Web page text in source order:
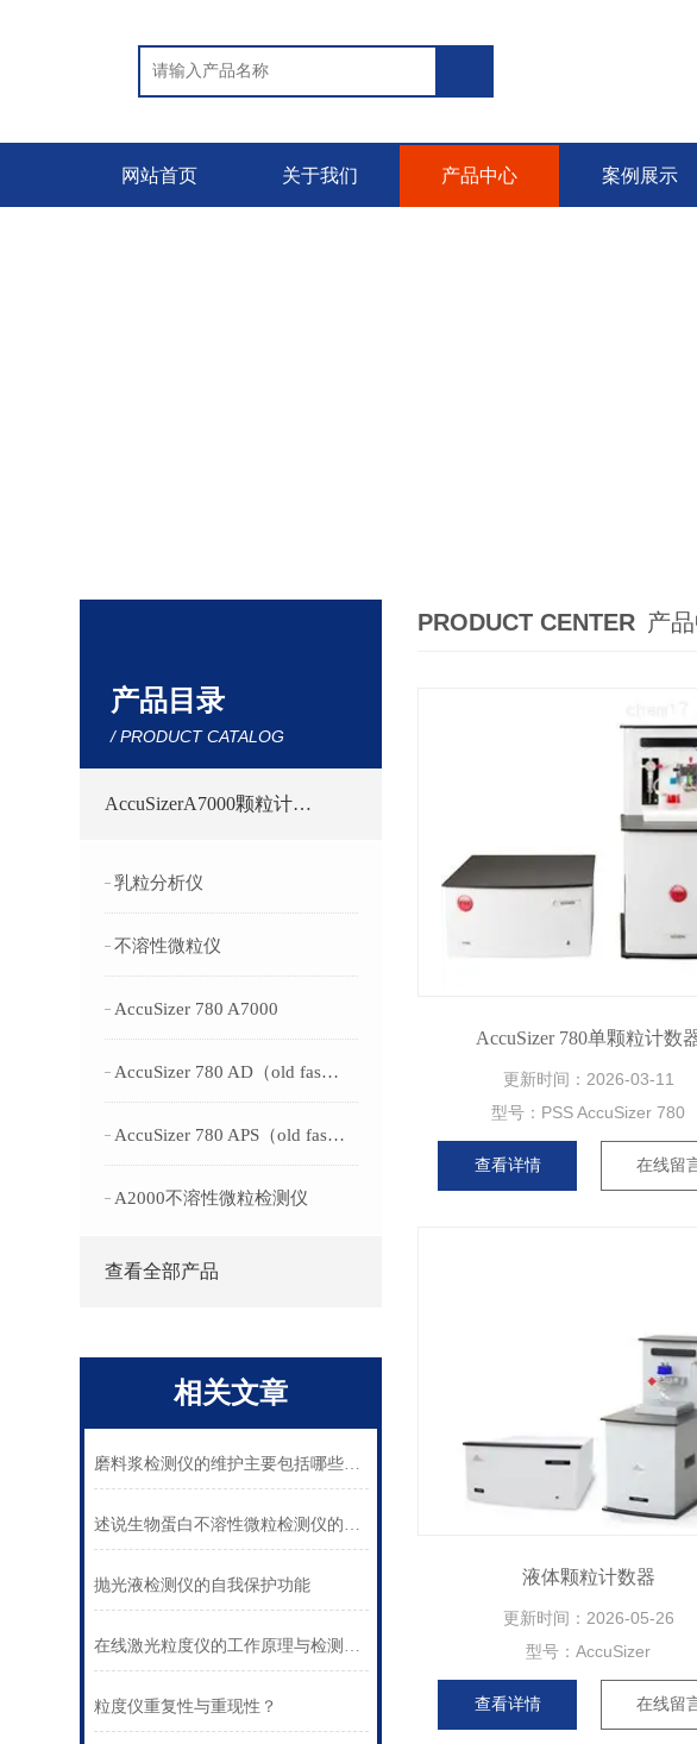
网站首页 关于我们 产品中心 案例展示
产品目录
/ PRODUCT CATALOG
AccuSizerA7000颗粒计数器
乳粒分析仪
不溶性微粒仪
AccuSizer 780 A7000
AccuSizer 780 AD（old fashion）
AccuSizer 780 APS（old fashion）
A2000不溶性微粒检测仪
查看全部产品
相关文章
磨料浆检测仪的维护主要包括哪些呢？
述说生物蛋白不溶性微粒检测仪的性能特点
抛光液检测仪的自我保护功能
在线激光粒度仪的工作原理与检测范围
粒度仪重复性与重现性？
PRODUCT CENTER 产
AccuSizer 780单颗粒计数
更新时间： 2026-03-11
型号： PSS AccuSizer 780
查看详情 在线留
液体颗粒计数器
更新时间： 2026-05-26
型号：AccuSizer
查看详情 在线留